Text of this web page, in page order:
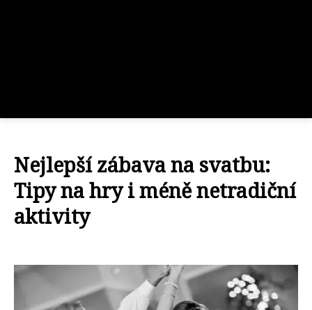
Nejlepší zábava na svatbu:
Tipy na hry i méně netradiční
aktivity